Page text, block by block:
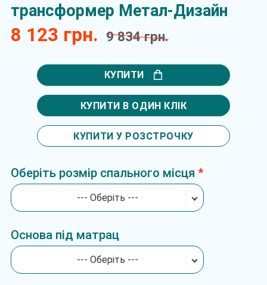
трансформер Метал-Дизайн
8 123 грн. 9 834 грн.
КУПИТИ
КУПИТИ В ОДИН КЛІК
КУПИТИ У РОЗСТРОЧКУ
Оберіть розмір спального місця
--- Оберіть ---
Основа під матрац
--- Оберіть ---